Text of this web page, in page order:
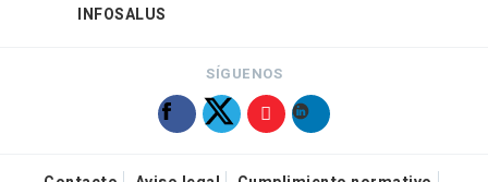
INFOSALUS
SÍGUENOS